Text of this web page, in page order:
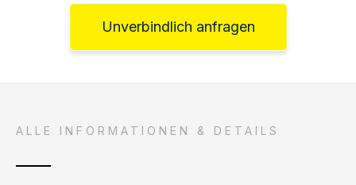
Unverbindlich anfragen
ALLE INFORMATIONEN & DETAILS